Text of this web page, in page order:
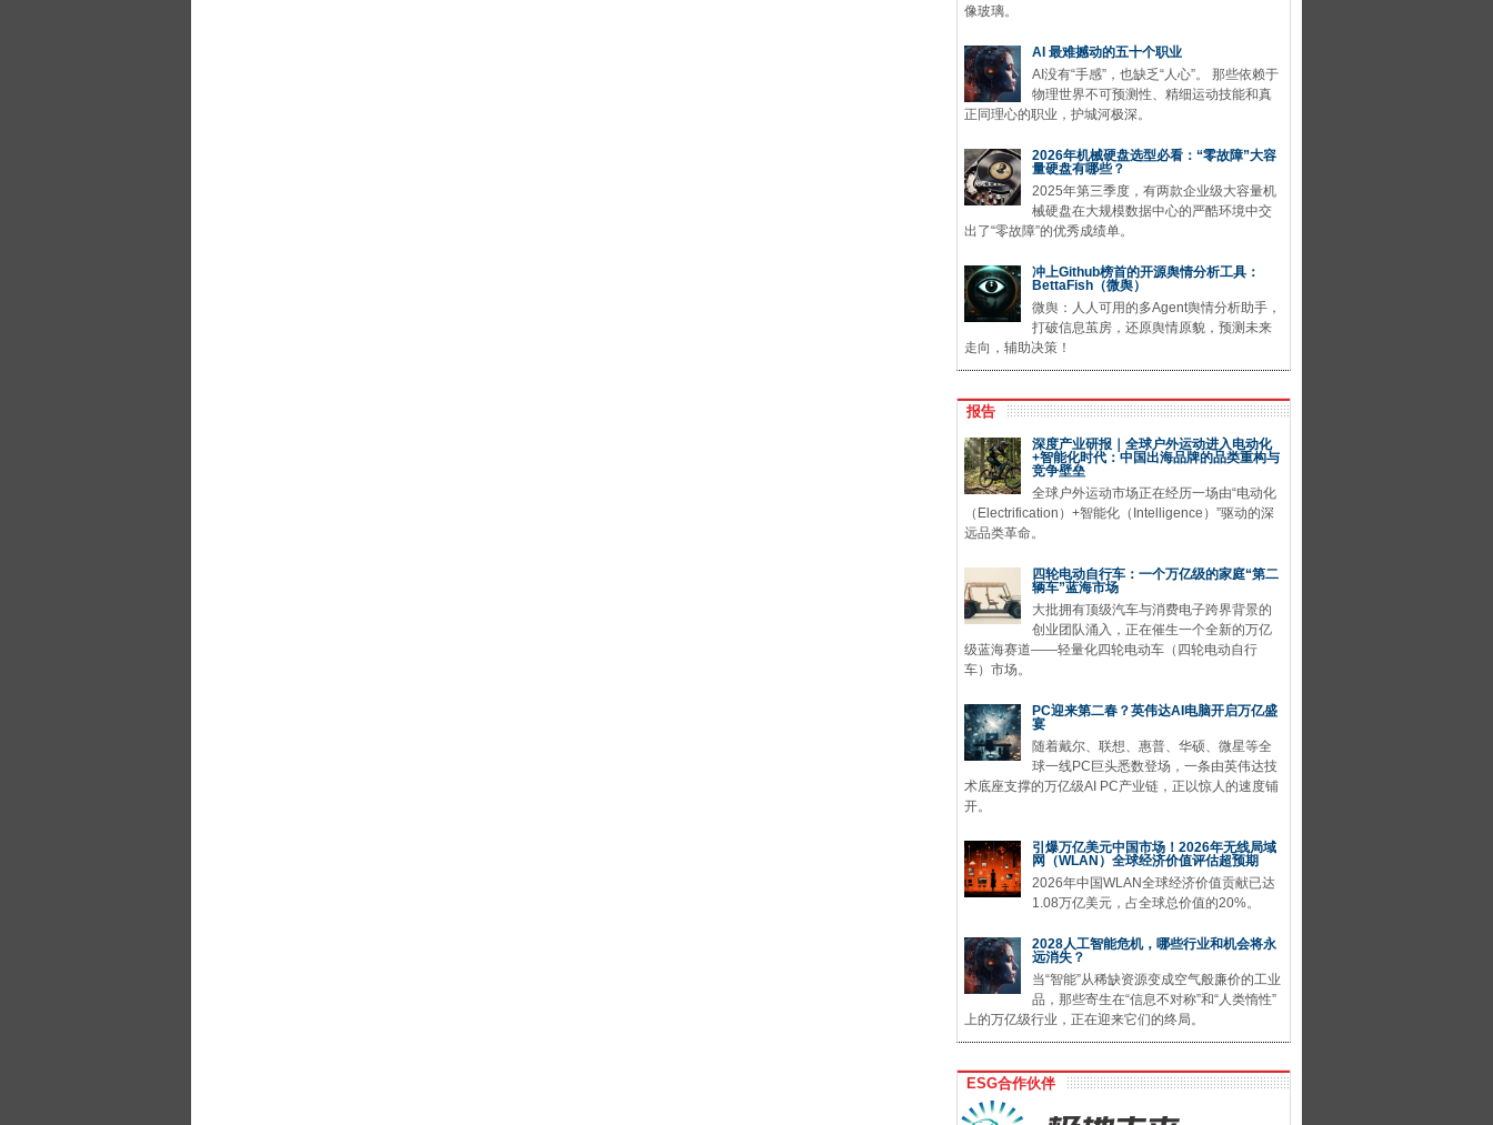
像玻璃。
AI 最难撼动的五十个职业
AI没有“手感”，也缺乏“人心”。 那些依赖于
物理世界不可预测性、精细运动技能和真
正同理心的职业，护城河极深。
2026年机械硬盘选型必看：“零故障”大容
量硬盘有哪些？
2025年第三季度，有两款企业级大容量机
械硬盘在大规模数据中心的严酷环境中交
出了“零故障”的优秀成绩单。
冲上Github榜首的开源舆情分析工具：
BettaFish（微舆）
微舆：人人可用的多Agent舆情分析助手，
打破信息茧房，还原舆情原貌，预测未来
走向，辅助决策！
报告
深度产业研报｜全球户外运动进入电动化
+智能化时代：中国出海品牌的品类重构与
竞争壁垒
全球户外运动市场正在经历一场由“电动化
（Electrification）+智能化（Intelligence）”驱动的深
远品类革命。
四轮电动自行车：一个万亿级的家庭“第二
辆车”蓝海市场
大批拥有顶级汽车与消费电子跨界背景的
创业团队涌入，正在催生一个全新的万亿
级蓝海赛道——轻量化四轮电动车（四轮电动自行
车）市场。
PC迎来第二春？英伟达AI电脑开启万亿盛
宴
随着戴尔、联想、惠普、华硕、微星等全
球一线PC巨头悉数登场，一条由英伟达技
术底座支撑的万亿级AI PC产业链，正以惊人的速度铺
开。
引爆万亿美元中国市场！2026年无线局域
网（WLAN）全球经济价值评估超预期
2026年中国WLAN全球经济价值贡献已达
1.08万亿美元，占全球总价值的20%。
2028人工智能危机，哪些行业和机会将永
远消失？
当“智能”从稀缺资源变成空气般廉价的工业
品，那些寄生在“信息不对称”和“人类惰性”
上的万亿级行业，正在迎来它们的终局。
ESG合作伙伴